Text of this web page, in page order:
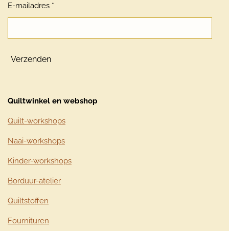
E-mailadres *
Verzenden
Quiltwinkel en webshop
Quilt-workshops
Naai-workshops
Kinder-workshops
Borduur-atelier
Quiltstoffen
Fournituren